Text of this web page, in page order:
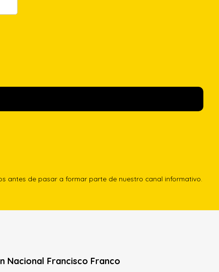
antes de pasar a formar parte de nuestro canal informativo.
Nacional Francisco Franco